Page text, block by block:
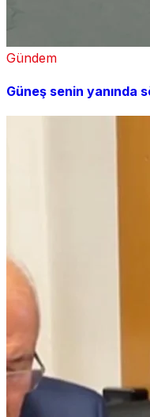
Gündem
Güneş senin yanında